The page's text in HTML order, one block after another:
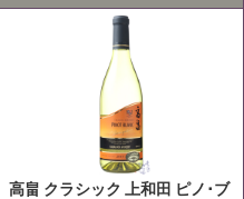
高畠 クラシック 上和田 ピノ･ブ